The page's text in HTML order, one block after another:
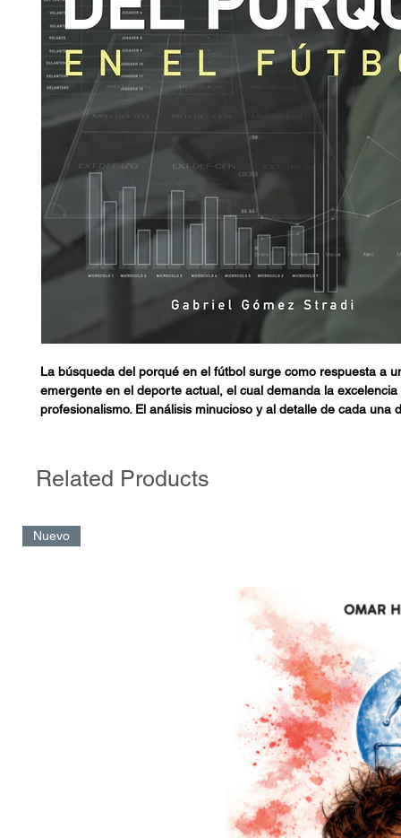
La búsqueda del porqué en el fútbol surge como respuesta a
emergente en el deporte actual, el cual demanda la excelencia
profesionalismo. El análisis minucioso y al detalle de cada una
fútbol, pasando por entrenadores o aficionados apasionados.
Related Products
Nuevo